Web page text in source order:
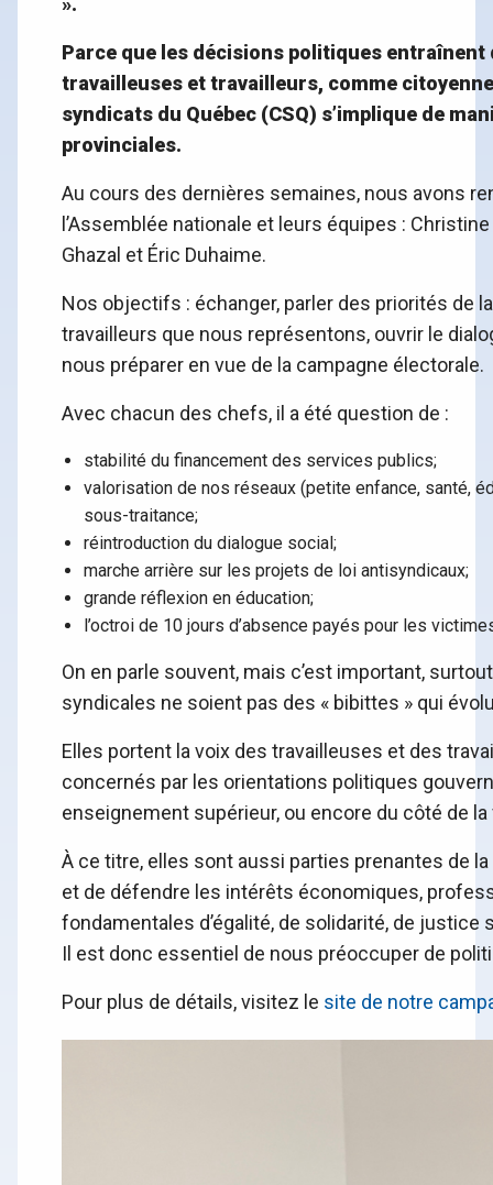
Parce que les décisions politiques
travailleuses et travailleurs, comme
syndicats du Québec (CSQ) s’implique de
provinciales.
Au cours des dernières semaines, nous avons
l’Assemblée nationale et leurs équipes :
Ghazal et Éric Duhaime.
Nos objectifs : échanger, parler des priorités de
travailleurs que nous représentons, ouvrir le
nous préparer en vue de la campagne électorale.
Avec chacun des chefs, il a été question de :
stabilité du financement des services publics;
valorisation de nos réseaux (petite enfance, santé,
sous-traitance;
réintroduction du dialogue social;
marche arrière sur les projets de loi antisyndicaux;
grande réflexion en éducation;
l’octroi de 10 jours d’absence payés pour les
On en parle souvent, mais c’est important,
syndicales ne soient pas des « bibittes » qui
Elles portent la voix des travailleuses et des
concernés par les orientations politiques
enseignement supérieur, ou encore du côté de
À ce titre, elles sont aussi parties prenantes de
et de défendre les intérêts économiques,
fondamentales d’égalité, de solidarité, de
Il est donc essentiel de nous préoccuper de
Pour plus de détails, visitez le site de notre